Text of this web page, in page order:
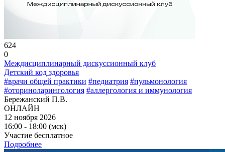
624
0
Междисциплинарный дискуссионный клуб
Детский код здоровья
#врачи общей практики #педиатрия #пульмонология
#оториноларингология #аллергология и иммунология
Бережанский П.В.
ОНЛАЙН
12 ноября 2026
16:00 - 18:00 (мск)
Участие бесплатное
Подробнее